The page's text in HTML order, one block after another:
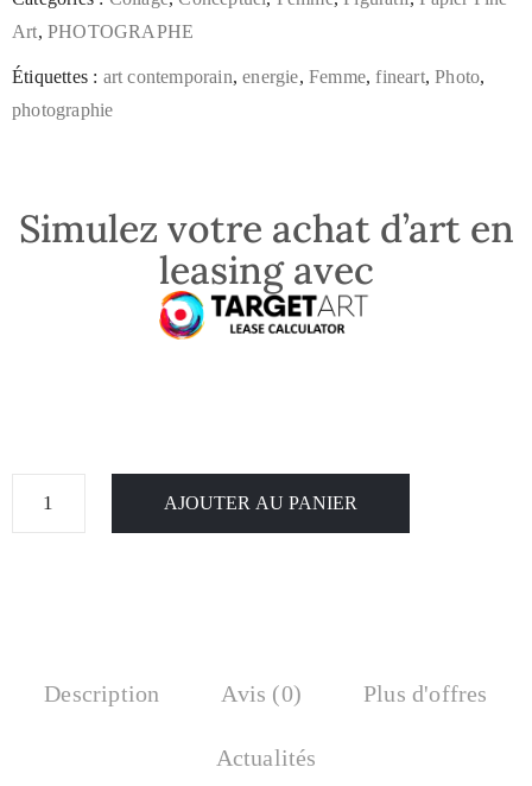
Art,PHOTOGRAPHE
Étiquettes : art contemporain,energie,Femme,fineart,Photo,
photographie
Simulez votre achat d’art en
leasing avec
AJOUTER AU PANIER
Description Avis (0) Plus d'offres
Actualités